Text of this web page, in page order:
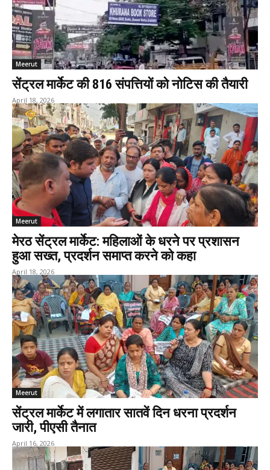
Meerut
सेंट्रल मार्केट की 816 संपत्तियों को नोटिस की तैयारी
April 18, 2026
Meerut
मेरठ सेंट्रल मार्केट: महिलाओं के धरने पर प्रशासन
हुआ सख्त, प्रदर्शन समाप्त करने को कहा
April 18, 2026
Meerut
सेंट्रल मार्केट में लगातार सातवें दिन धरना प्रदर्शन
जारी, पीएसी तैनात
April 16, 2026